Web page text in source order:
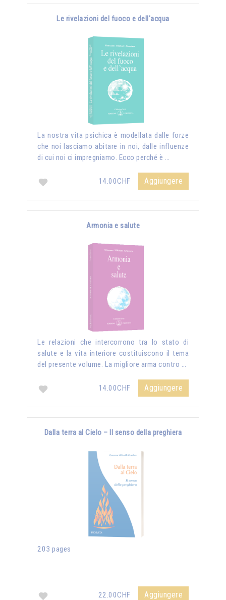
Le rivelazioni del fuoco e dell'acqua
La nostra vita psichica è modellata dalle forze
che noi lasciamo abitare in noi, dalle influenze
di cui noi ci impregniamo. Ecco perché è …
14.00CHF Aggiungere
Armonia e salute
Le relazioni che intercorrono tra lo stato di
salute e la vita interiore costituiscono il tema
del presente volume. La migliore arma contro …
14.00CHF Aggiungere
Dalla terra al Cielo – Il senso della preghiera
203 pages
22.00CHF Aggiungere